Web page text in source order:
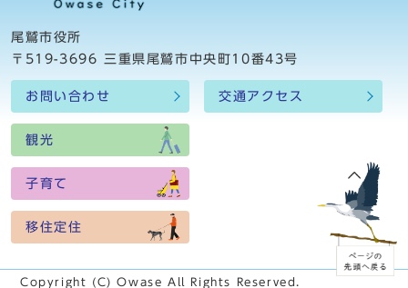
尾鷲市役所
〒519-3696 三重県尾鷲市中央町10番43号
お問い合わせ 交通アクセス
観光
子育て
移住定住
Copyright (C) Owase All Rights Reserved.